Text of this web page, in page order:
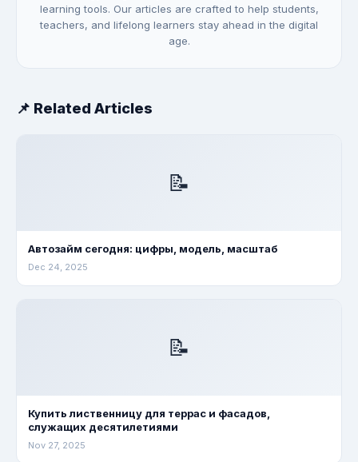
learning tools. Our articles are crafted to help students,
teachers, and lifelong learners stay ahead in the digital
age.
📌 Related Articles
📝
Автозайм сегодня: цифры, модель, масштаб
Dec 24, 2025
📝
Купить лиственницу для террас и фасадов,
служащих десятилетиями
Nov 27, 2025